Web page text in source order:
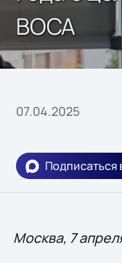
ВОСА
07.04.2025
Подписаться
Москва, 7